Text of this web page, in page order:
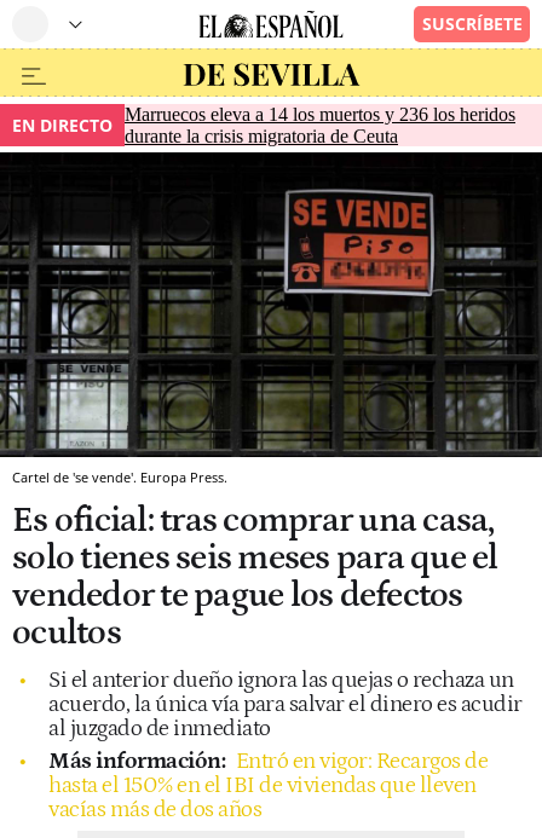
EN DIRECTO Marruecos eleva a 14 los muertos y 236 los heridos
durante la crisis migratoria de Ceuta
Cartel de 'se vende'. Europa Press.
Es oficial: tras comprar una casa,
solo tienes seis meses para que el
vendedor te pague los defectos
ocultos
Si el anterior dueño ignora las quejas o rechaza un
acuerdo, la única vía para salvar el dinero es acudir
al juzgado de inmediato
Más información: Entró en vigor: Recargos de
hasta el 150% en el IBI de viviendas que lleven
vacías más de dos años